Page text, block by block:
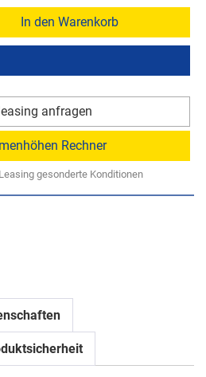
In den Warenkorb
anfragen
Rechner
gesonderte Konditionen